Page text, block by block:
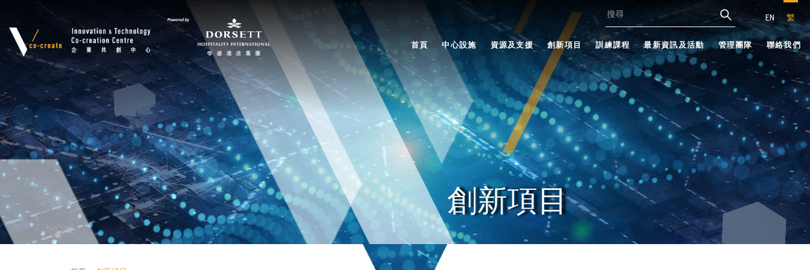
EN 繁
首頁 中心設施 資源及支援 創新項目 訓練課程 最新資訊及活動 管理團隊 聯絡我們
創新項目